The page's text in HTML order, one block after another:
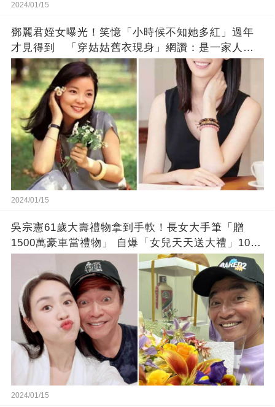
2024/01/15
鄧麗君姪女曝光！笑憶「小時候不知她多紅」過年
才見得到 「穿姑姑舊衣現身」網讚：是一家人沒
錯!
2024/01/15
吳宗憲61歲大壽禮物拿到手軟！長女大手筆「贈
1500萬豪車當禮物」 自爆「女兒天天送大禮」10年
徒弟也不甘示弱!
2024/01/15